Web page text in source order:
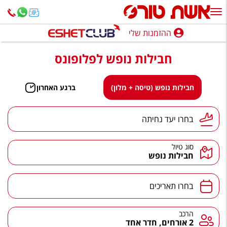
ההזמנות שלי
נופש בארץ
חופשה לפי סגנון
מלונות באילת
טיולים מאורגנים
סגנונות טיול
הרגע האחרון
חבילות בריאות וספא
ההזמנות שלי
חבילות נופש לפלופונס
חבילות נופש (טיסה + מלון) ברגע האחרון
יעד נחיתהבחרו יעד נחיתה
סוג טיול
חבילות נופש
תאריכים בחרו תאריכים
הרכב הרכב
2 אורחים, חדר אחד